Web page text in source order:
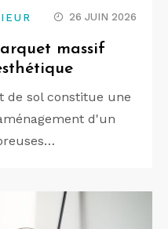
26 JUIN 2026
massif
de sol constitue une
d'un